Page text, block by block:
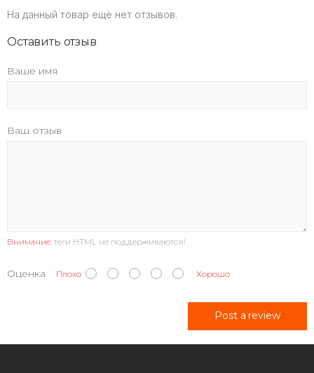
На данный товар ещё нет отзывов.
Оставить отзыв
Ваше имя
Ваш отзыв
Внимание: теги HTML не поддерживаются!
Оценка Плохо Хорошо
Post a review